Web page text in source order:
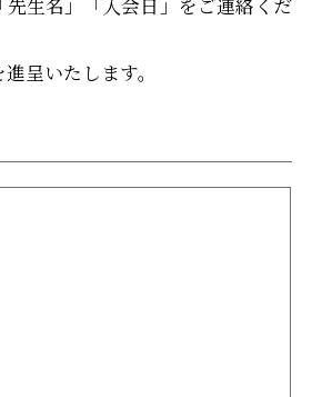
先生名」「入会日」をご連絡くだ
呈いたします。